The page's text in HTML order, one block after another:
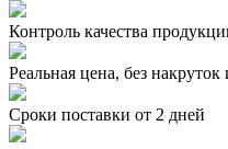
Контроль качества
Реальная цена, без
Сроки поставки от 2 дней